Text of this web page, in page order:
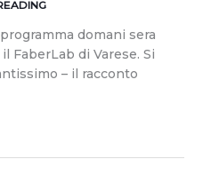
domani sera
FaberLab di Varese. Si
– il racconto